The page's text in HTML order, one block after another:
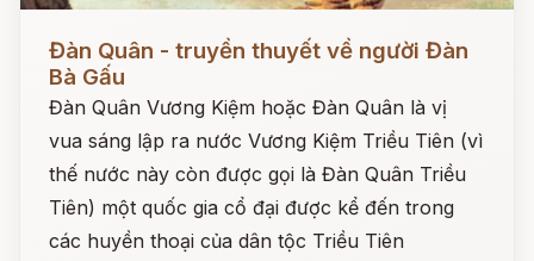
Đàn Quân - truyền thuyết về người Đàn
Bà Gấu
Đàn Quân Vương Kiệm hoặc Đàn Quân là vị
vua sáng lập ra nước Vương Kiệm Triều Tiên (vì
thế nước này còn được gọi là Đàn Quân Triều
Tiên) một quốc gia cổ đại được kể đến trong
các huyền thoại của dân tộc Triều Tiên